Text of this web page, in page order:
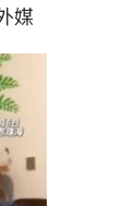
媒